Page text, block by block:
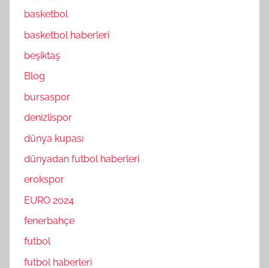
basketbol
basketbol haberleri
beşiktaş
Blog
bursaspor
denizlispor
dünya kupası
dünyadan futbol haberleri
erokspor
EURO 2024
fenerbahçe
futbol
futbol haberleri